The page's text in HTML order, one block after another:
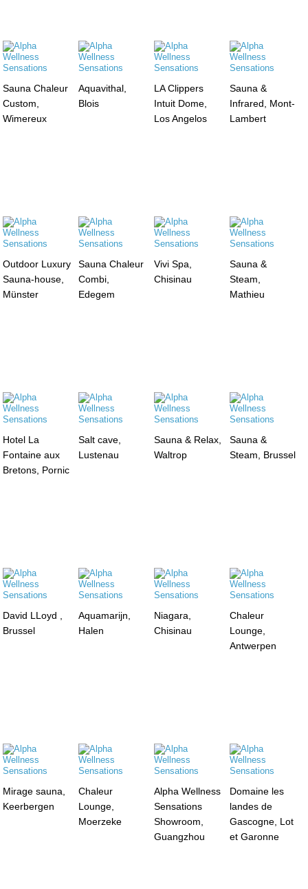
Sauna Chaleur
Custom,
Wimereux
Aquavithal,
Blois
LA Clippers
Intuit Dome,
Los Angelos
Sauna &
Infrared, Mont-
Lambert
Outdoor Luxury
Sauna-house,
Münster
Sauna Chaleur
Combi,
Edegem
Vivi Spa,
Chisinau
Sauna &
Steam,
Mathieu
Hotel La
Fontaine aux
Bretons, Pornic
Salt cave,
Lustenau
Sauna & Relax,
Waltrop
Sauna &
Steam, Brussel
David LLoyd ,
Brussel
Aquamarijn,
Halen
Niagara,
Chisinau
Chaleur
Lounge,
Antwerpen
Mirage sauna,
Keerbergen
Chaleur
Lounge,
Moerzeke
Alpha Wellness
Sensations
Showroom,
Guangzhou
Domaine les
landes de
Gascogne, Lot
et Garonne